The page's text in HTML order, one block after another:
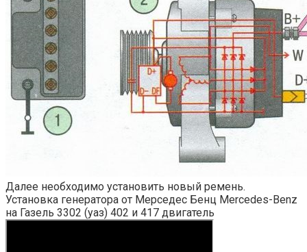
Далее необходимо установить новый ремень.
Установка генератора от Мерседес Бенц Mercedes-Benz
на Газель 3302 (уаз) 402 и 417 двигатель